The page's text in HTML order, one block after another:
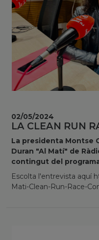
LA CLEAN RUN
La presidenta Montse
Duran "Al Matí" de
contingut del
Escolta l'entrevista aquí
Mati-Clean-Run-Race-
02/05/2024